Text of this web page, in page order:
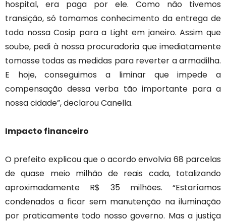
hospital, era paga por ele. Como não tivemos
transição, só tomamos conhecimento da entrega de
toda nossa Cosip para a Light em janeiro. Assim que
soube, pedi à nossa procuradoria que imediatamente
tomasse todas as medidas para reverter a armadilha.
E hoje, conseguimos a liminar que impede a
compensação dessa verba tão importante para a
nossa cidade”, declarou Canella.
Impacto financeiro
O prefeito explicou que o acordo envolvia 68 parcelas
de quase meio milhão de reais cada, totalizando
aproximadamente R$ 35 milhões. “Estaríamos
condenados a ficar sem manutenção na iluminação
por praticamente todo nosso governo. Mas a justiça